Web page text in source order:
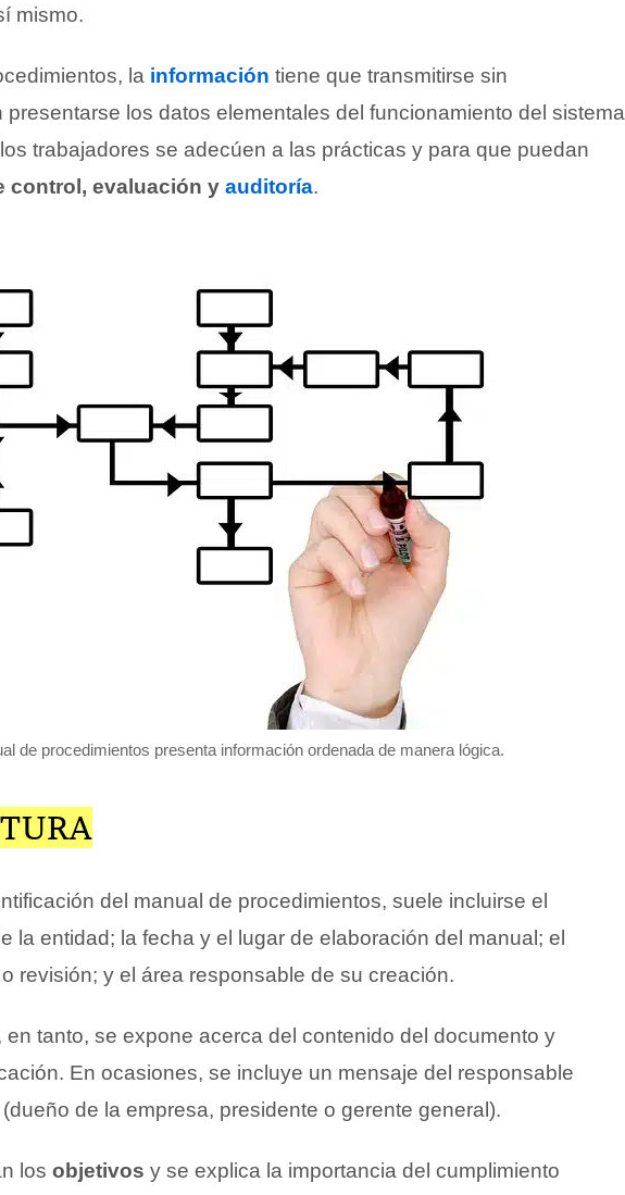
mismo.
la información tiene que transmitirse sin
los datos elementales del funcionamiento del sistema
trabajadores se adecúen a las prácticas y para que puedan
control, evaluación y auditoría.
de procedimientos presenta información ordenada de manera lógica.
del manual de procedimientos, suele incluirse el
la entidad; la fecha y el lugar de elaboración del manual; el
o revisión; y el área responsable de su creación.
en tanto, se expone acerca del contenido del documento y
En ocasiones, se incluye un mensaje del responsable
(dueño de la empresa, presidente o gerente general).
los objetivos y se explica la importancia del cumplimiento